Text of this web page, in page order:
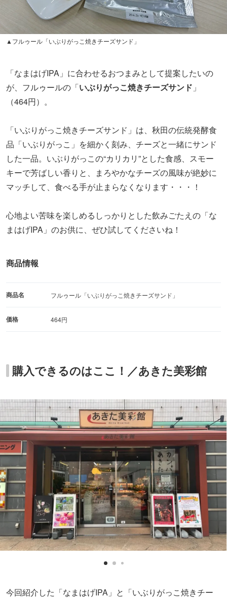
▲フルゥール「いぶりがっこ焼きチーズサンド」
「なまはげIPA」に合わせるおつまみとして提案したいの
が、フルゥールの「いぶりがっこ焼きチーズサンド 」
（464円）。
「いぶりがっこ焼きチーズサンド」は、秋田の伝統発酵食
品「いぶりがっこ」を細かく刻み、チーズと一緒にサンド
した一品。いぶりがっこの“カリカリ”とした食感、スモー
キーで芳ばしい香りと、まろやかなチーズの風味が絶妙に
マッチして、食べる手が止まらなくなります・・・！
心地よい苦味を楽しめるしっかりとした飲みごたえの「な
まはげIPA」のお供に、ぜひ試してくださいね！
商品情報
商品名 フルゥール「いぶりがっこ焼きチーズサンド」
価格 464円
購入できるのはここ！／あきた美彩館
今回紹介した「なまはげIPA」と「いぶりがっこ焼きチー